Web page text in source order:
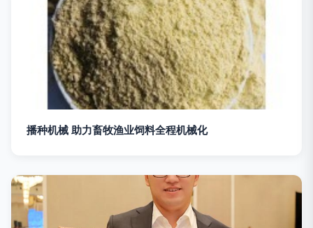
播种机械 助力畜牧渔业饲料全程机械化